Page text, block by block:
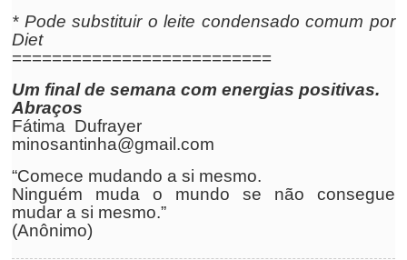
* Pode substituir o leite condensado comum por
Diet
==========================
Um final de semana com energias positivas.
Abraços
Fátima Dufrayer
minosantinha@gmail.com
“Comece mudando a si mesmo.
Ninguém muda o mundo se não consegue
mudar a si mesmo.”
(Anônimo)